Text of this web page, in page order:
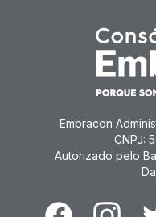
Embracon
CNPJ:
Autorizado pelo
FacebookInstagram